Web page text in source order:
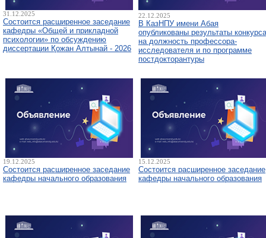
31.12.2025
Состоится расширенное заседание
кафедры «Общей и прикладной
психологии» по обсуждению
диссертации Қожан Алтынай - 2026
22.12.2025
В КазНПУ имени Абая
опубликованы результаты конкурса
на должность профессора-
исследователя и по программе
постдокторантуры
19.12.2025
Состоится расширенное заседание
кафедры начального образования
15.12.2025
Состоится расширенное заседание
кафедры начального образования